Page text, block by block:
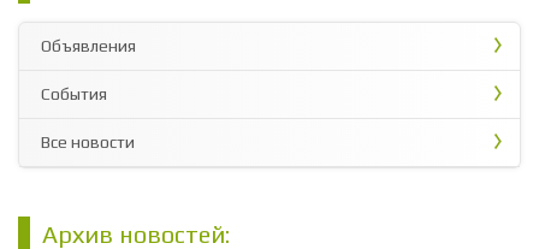
Объявления
События
Все новости
Архив новостей: